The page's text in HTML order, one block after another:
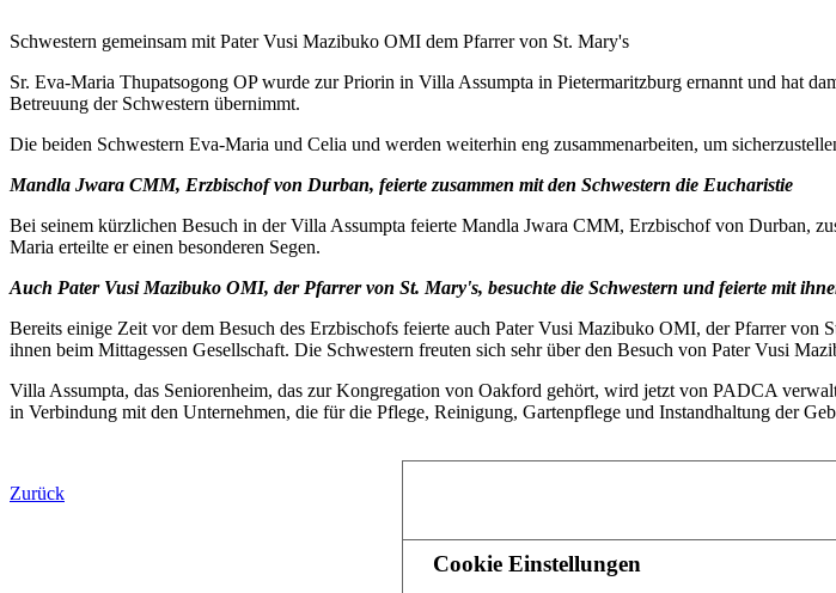
Schwestern gemeinsam mit Pater Vusi Mazibuko OMI dem Pfarrer von St. Mary's
Sr. Eva-Maria Thupatsogong OP wurde zur Priorin in Villa Assumpta in Pietermaritzburg ernannt und hat
Betreuung der Schwestern übernimmt.
Die beiden Schwestern Eva-Maria und Celia und werden weiterhin eng zusammenarbeiten, um
Mandla Jwara CMM, Erzbischof von Durban, feierte zusammen mit den Schwestern die Eucharistie
Bei seinem kürzlichen Besuch in der Villa Assumpta feierte Mandla Jwara CMM, Erzbischof von Durban,
Maria erteilte er einen besonderen Segen.
Auch Pater Vusi Mazibuko OMI, der Pfarrer von St. Mary's, besuchte die Schwestern und feierte mit
Bereits einige Zeit vor dem Besuch des Erzbischofs feierte auch Pater Vusi Mazibuko OMI, der Pfarrer
ihnen beim Mittagessen Gesellschaft. Die Schwestern freuten sich sehr über den Besuch von Pater Vusi
Villa Assumpta, das Seniorenheim, das zur Kongregation von Oakford gehört, wird jetzt von PADCA
in Verbindung mit den Unternehmen, die für die Pflege, Reinigung, Gartenpflege und Instandhaltung der
Zurück
Startseite
Cookie Einstellungen